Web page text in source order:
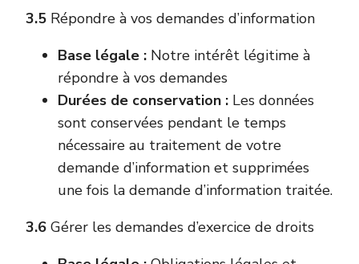
3.5 Répondre à vos demandes d’information
Base légale : Notre intérêt légitime à
répondre à vos demandes
Durées de conservation : Les données
sont conservées pendant le temps
nécessaire au traitement de votre
demande d’information et supprimées
une fois la demande d’information traitée.
3.6 Gérer les demandes d’exercice de droits